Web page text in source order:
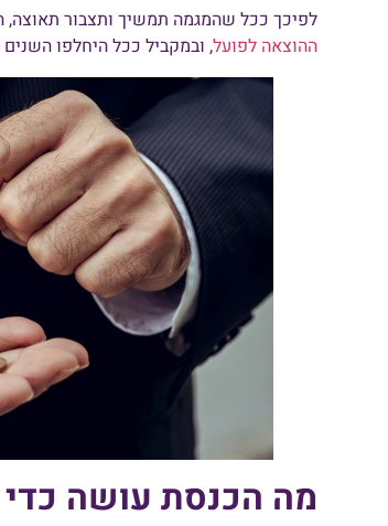
לפיכך ככל שהמגמה תמשיך ותצבור תאוצה,
ההוצאה לפועל, ובמקביל ככל היחלפו השנים
מה הכנסת עושה